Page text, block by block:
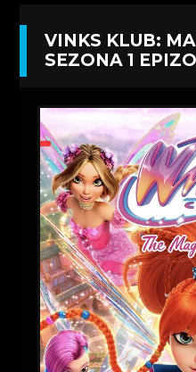
Back) Sinhronizovano na
Epizoda 12
VINKS KLUB:
SEZONA 1